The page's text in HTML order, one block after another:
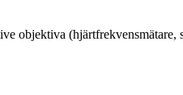
objektiva (hjärtfrekvensmätare,